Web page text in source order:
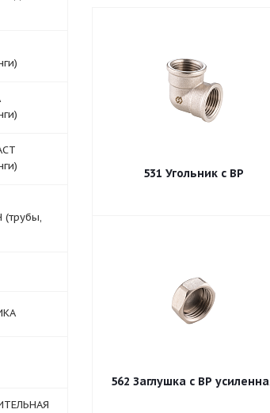
531 Угольник с ВР
562 Заглушка с ВР